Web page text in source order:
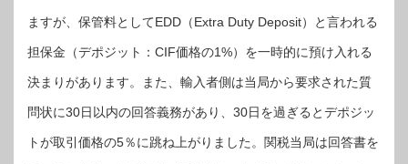
ますが、保管料としてEDD（Extra Duty Deposit）と言われる
担保金（デポジット：CIF価格の1%）を一時的に預け入れる
決まりがあります。また、輸入者側は当局から要求された質
問状に30日以内の回答義務があり、30日を過ぎるとデポジッ
トが取引価格の5％に跳ね上がりました。関税当局は回答書を